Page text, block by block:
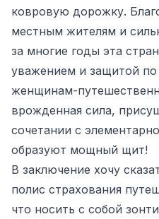
ковровую дорожку.
местным жителям и
за многие годы эта
уважением и защитой
женщинам-
врожденная сила,
сочетании с
образуют мощный щит!
В заключение хочу
полис страхования
что носить с собой